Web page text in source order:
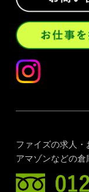
ファイズの求人・
アマゾンなどの倉